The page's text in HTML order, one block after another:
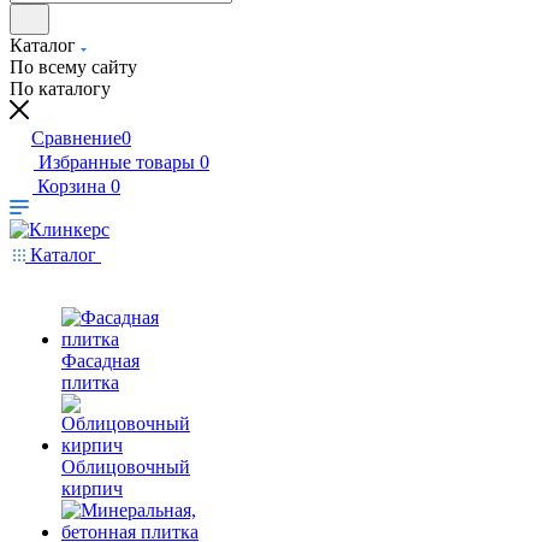
Каталог
По всему сайту
По каталогу
Сравнение0
Избранные товары 0
Корзина 0
Каталог
Фасадная
плитка
Облицовочный
кирпич